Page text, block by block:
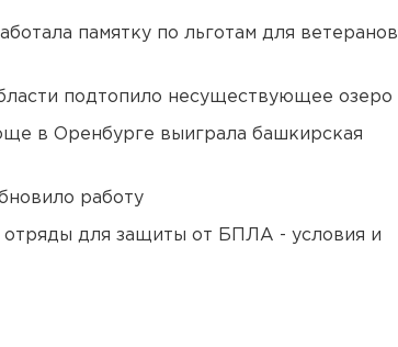
памятку по льготам для ветеранов
подтопило несуществующее озеро
в Оренбурге выиграла башкирская
работу
отряды для защиты от БПЛА - условия и